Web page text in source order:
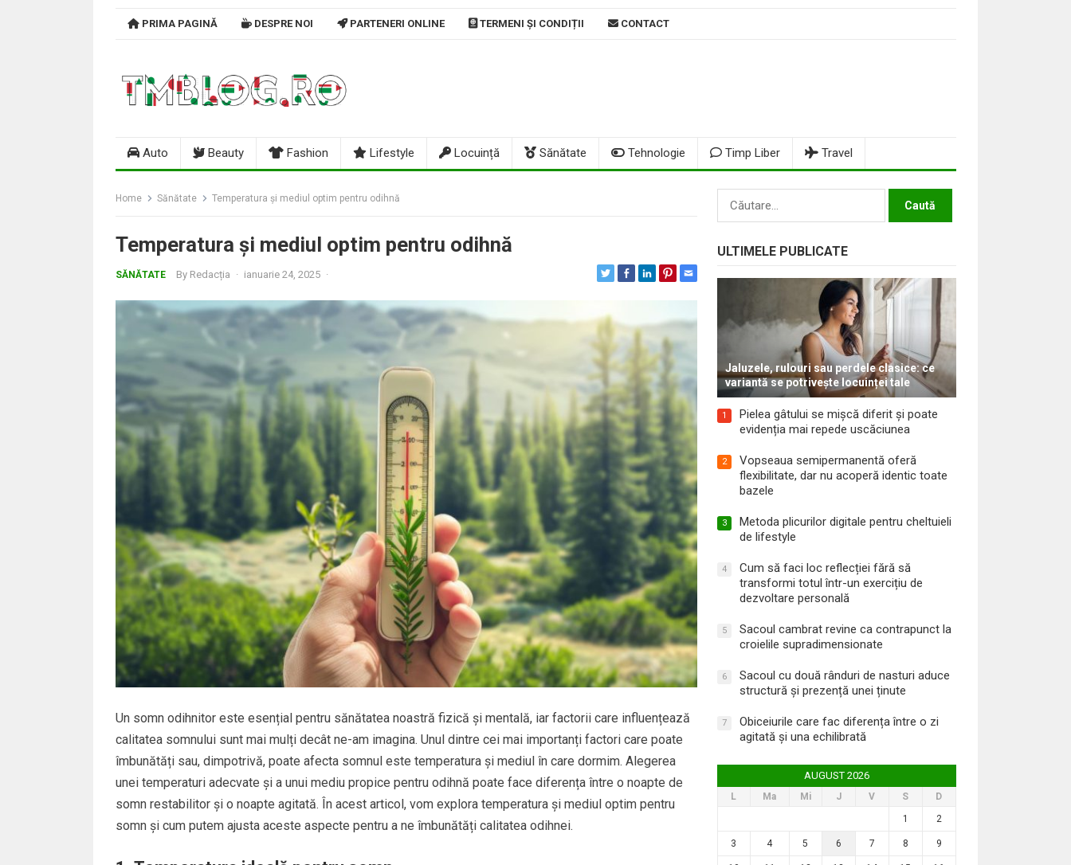
PRIMA PAGINĂ DESPRE NOI PARTENERI ONLINE TERMENI ȘI CONDIȚII CONTACT
Auto Beauty Fashion Lifestyle Locuință Sănătate Tehnologie Timp Liber Travel
Home Sănătate Temperatura și mediul optim pentru odihnă
Temperatura și mediul optim pentru odihnă
SĂNĂTATE By Redacția · ianuarie 24, 2025 ·
Un somn odihnitor este esențial pentru sănătatea noastră fizică și mentală, iar factorii care influențează
calitatea somnului sunt mai mulți decât ne-am imagina. Unul dintre cei mai importanți factori care poate
îmbunătăți sau, dimpotrivă, poate afecta somnul este temperatura și mediul în care dormim. Alegerea
unei temperaturi adecvate și a unui mediu propice pentru odihnă poate face diferența între o noapte de
somn restabilitor și o noapte agitată. În acest articol, vom explora temperatura și mediul optim pentru
somn și cum putem ajusta aceste aspecte pentru a ne îmbunătăți calitatea odihnei.
Caută
ULTIMELE PUBLICATE
Jaluzele, rulouri sau perdele clasice: ce
variantă se potrivește locuinței tale
1
Pielea gâtului se mișcă diferit și poate
evidenția mai repede uscăciunea
2
Vopseaua semipermanentă oferă
flexibilitate, dar nu acoperă identic toate
bazele
3
Metoda plicurilor digitale pentru cheltuieli
de lifestyle
4
Cum să faci loc reflecției fără să
transformi totul într-un exercițiu de
dezvoltare personală
5
Sacoul cambrat revine ca contrapunct la
croielile supradimensionate
6
Sacoul cu două rânduri de nasturi aduce
structură și prezență unei ținute
7
Obiceiurile care fac diferența între o zi
agitată și una echilibrată
AUGUST 2026
L Ma Mi J V S
D
1
2
3 4 5 6 7 8 9